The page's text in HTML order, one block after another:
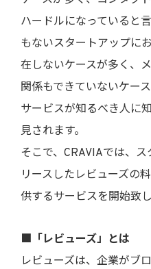
ハードルになっていると
もないスタートアップに
在しないケースが多く、
関係もできていないケー
サービスが知るべき人に
見されます。
そこで、CRAVIAでは、
リースしたレビューズの
供するサービスを開始致し
■「レビューズ」とは
レビューズは、企業がブ